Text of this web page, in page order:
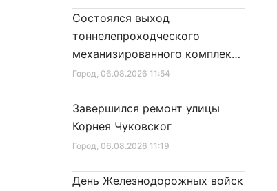
Город, 06.08.2026 11:54
Состоялся выход
тоннелепроходческого
механизированного комплекса
«Надежда» на поверхность
Город, 06.08.2026 11:19
Завершился ремонт улицы
Корнея Чуковског
День Железнодорожных войск